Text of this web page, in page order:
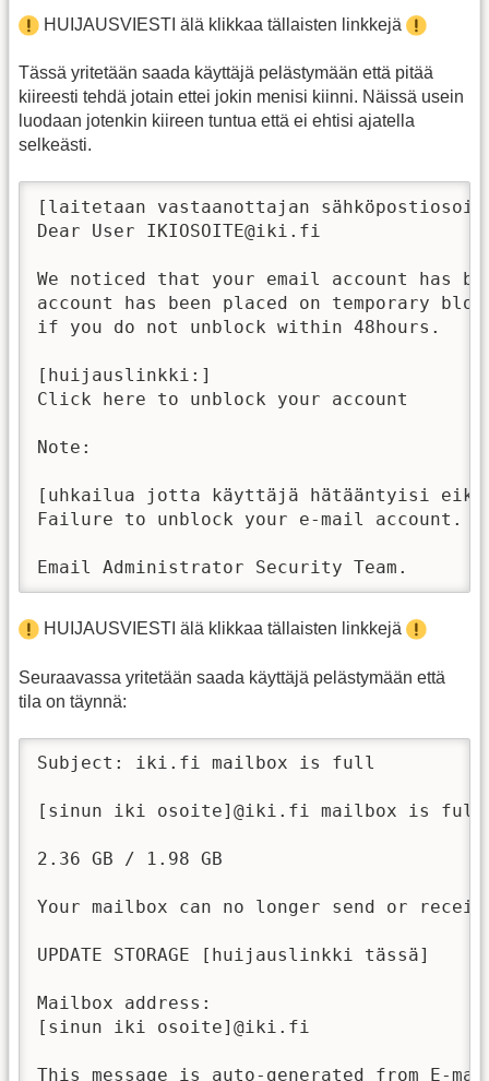
HUIJAUSVIESTI älä klikkaa tällaisten linkkejä
Tässä yritetään saada käyttäjä pelästymään että pitää
kiireesti tehdä jotain ettei jokin menisi kiinni. Näissä usein
luodaan jotenkin kiireen tuntua että ei ehtisi ajatella
selkeästi.
[laitetaan vastaanottajan
Dear User IKIOSOITE@iki.fi
We noticed that your email account has
account has been placed on temporary
if you do not unblock within 48hours.
[huijauslinkki:]
Click here to unblock your account
Note:
[uhkailua jotta käyttäjä hätääntyisi
Failure to unblock your e-mail account.
Email Administrator Security Team.
HUIJAUSVIESTI älä klikkaa tällaisten linkkejä
Seuraavassa yritetään saada käyttäjä pelästymään että
tila on täynnä:
Subject: iki.fi mailbox is full
[sinun iki osoite]@iki.fi mailbox is
2.36 GB / 1.98 GB
Your mailbox can no longer send or
UPDATE STORAGE [huijauslinkki tässä]
Mailbox address:
[sinun iki osoite]@iki.fi
This message is auto-generated from E-